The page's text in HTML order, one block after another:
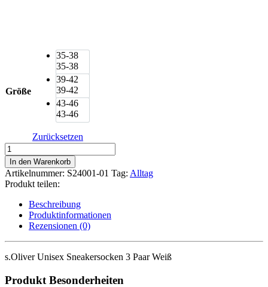
Größe
35-38
35-38
39-42
39-42
43-46
43-46
Zurücksetzen
s.Oliver
Unisex
Sneakersocken
3
Paar
Weiß
Menge
In den Warenkorb
Artikelnummer: S24001-01 Tag: Alltag
Produkt teilen:
Beschreibung
Produktinformationen
Rezensionen (0)
s.Oliver Unisex Sneakersocken 3 Paar Weiß
Produkt Besonderheiten